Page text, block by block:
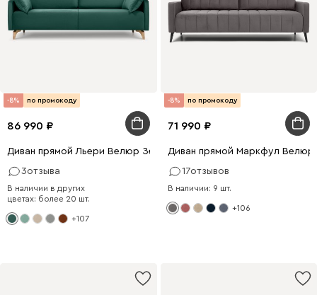
-8% по промокоду
86 990
Диван прямой Льери Велюр Зеленый
3отзыва
В наличии в других
цветах: более 20 шт.
+107
-8% по промокоду
71 990
Диван прямой Маркфул Велюр
17отзывов
В наличии: 9 шт.
+106